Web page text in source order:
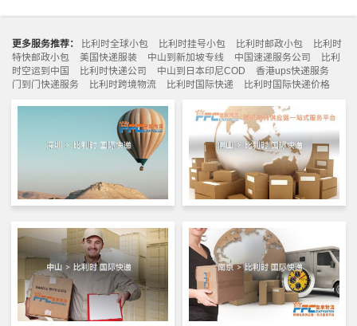
更多服务推荐： 比利时全球小包 比利时挂号小包 比利时邮政小包
比利时
特快邮政小包
美国快递服装 中山到新加坡专线 中国速递服务公司
比利
时空运到中国
比利时快递公司 中山到日本印尼COD
香港ups快递服务
门到门快递服务
比利时跨境物流 比利时国际快递 比利时国际快递价格